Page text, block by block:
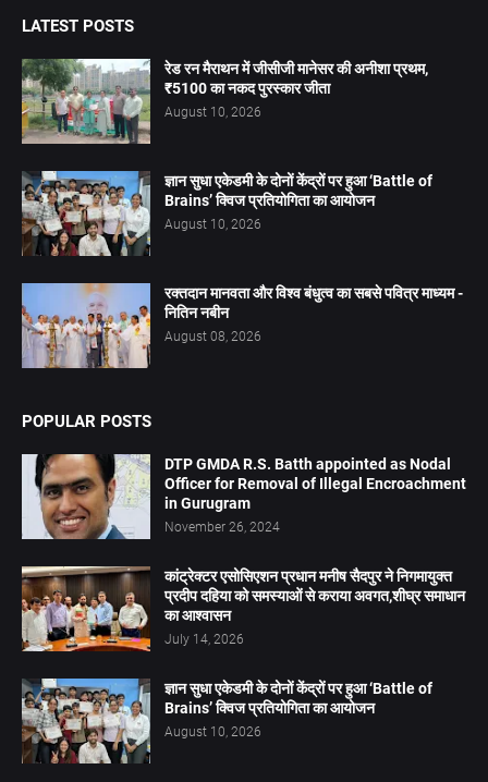
LATEST POSTS
रेड रन मैराथन में जीसीजी मानेसर की अनीशा प्रथम,
₹5100 का नकद पुरस्कार जीता
August 10, 2026
ज्ञान सुधा एकेडमी के दोनों केंद्रों पर हुआ ‘Battle of
Brains’ क्विज प्रतियोगिता का आयोजन
August 10, 2026
रक्तदान मानवता और विश्व बंधुत्व का सबसे पवित्र माध्यम -
नितिन नबीन
August 08, 2026
POPULAR POSTS
DTP GMDA R.S. Batth appointed as Nodal
Officer for Removal of Illegal Encroachment
in Gurugram
November 26, 2024
कांट्रेक्टर एसोसिएशन प्रधान मनीष सैदपुर ने निगमायुक्त
प्रदीप दहिया को समस्याओं से कराया अवगत,शीघ्र समाधान
का आश्वासन
July 14, 2026
ज्ञान सुधा एकेडमी के दोनों केंद्रों पर हुआ ‘Battle of
Brains’ क्विज प्रतियोगिता का आयोजन
August 10, 2026